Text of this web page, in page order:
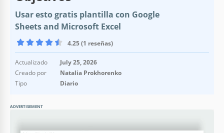
Usar esto gratis plantilla con Google
Sheets and Microsoft Excel
4.25 (1 reseñas)
Actualizado
July 25, 2026
Creado por
Natalia Prokhorenko
Tipo
Diario
ADVERTISEMENT